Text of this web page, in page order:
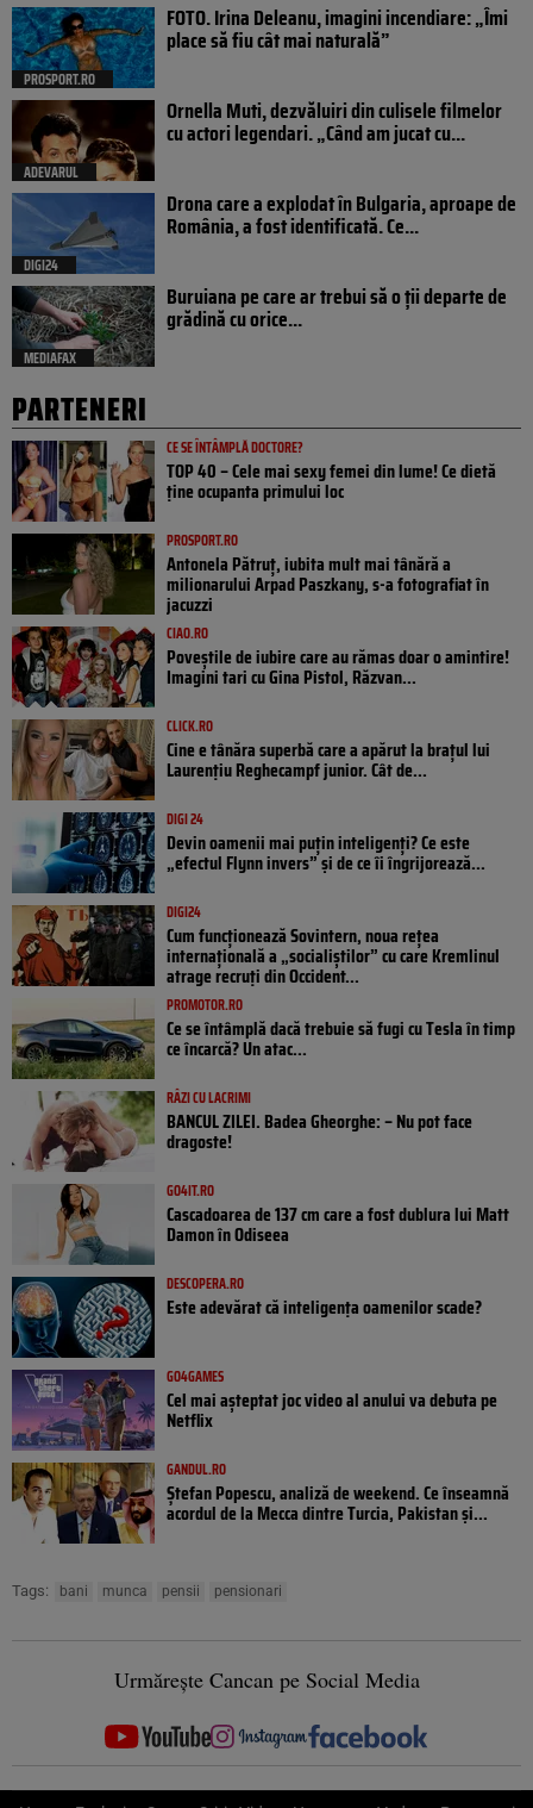
PROSPORT.RO
FOTO. Irina Deleanu, imagini incendiare: „Îmi
place să fiu cât mai naturală”
ADEVARUL
Ornella Muti, dezvăluiri din culisele filmelor
cu actori legendari. „Când am jucat cu...
DIGI24
Drona care a explodat în Bulgaria, aproape de
România, a fost identificată. Ce...
MEDIAFAX
Buruiana pe care ar trebui să o ții departe de
grădină cu orice...
PARTENERI
CE SE ÎNTÂMPLĂ DOCTORE?
TOP 40 – Cele mai sexy femei din lume! Ce dietă
ține ocupanta primului loc
PROSPORT.RO
Antonela Pătruț, iubita mult mai tânără a
milionarului Arpad Paszkany, s-a fotografiat în
jacuzzi
CIAO.RO
Poveştile de iubire care au rămas doar o amintire!
Imagini tari cu Gina Pistol, Răzvan...
CLICK.RO
Cine e tânăra superbă care a apărut la brațul lui
Laurențiu Reghecampf junior. Cât de...
DIGI 24
Devin oamenii mai puțin inteligenți? Ce este
„efectul Flynn invers” și de ce îi îngrijorează...
DIGI24
Cum funcționează Sovintern, noua rețea
internațională a „socialiștilor” cu care Kremlinul
atrage recruți din Occident...
PROMOTOR.RO
Ce se întâmplă dacă trebuie să fugi cu Tesla în timp
ce încarcă? Un atac...
RÂZI CU LACRIMI
BANCUL ZILEI. Badea Gheorghe: – Nu pot face
dragoste!
GO4IT.RO
Cascadoarea de 137 cm care a fost dublura lui Matt
Damon în Odiseea
DESCOPERA.RO
Este adevărat că inteligența oamenilor scade?
GO4GAMES
Cel mai așteptat joc video al anului va debuta pe
Netflix
GANDUL.RO
Ștefan Popescu, analiză de weekend. Ce înseamnă
acordul de la Mecca dintre Turcia, Pakistan şi...
Tags: bani munca pensii pensionari
Urmărește Cancan pe Social Media